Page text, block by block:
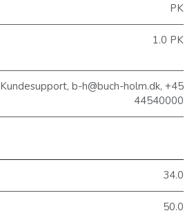
PK
1.0 PK
Kundesupport, b-h@buch-holm.dk, +45
44540000
34.0
50.0